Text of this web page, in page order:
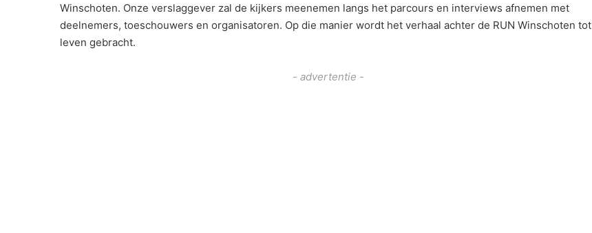
Winschoten. Onze verslaggever zal de kijkers meenemen langs het parcours en interviews afnemen met
deelnemers, toeschouwers en organisatoren. Op die manier wordt het verhaal achter de RUN Winschoten tot
leven gebracht.
- advertentie -